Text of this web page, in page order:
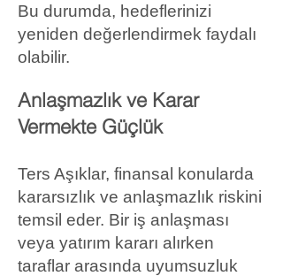
Bu durumda, hedeflerinizi
yeniden değerlendirmek faydalı
olabilir.
Anlaşmazlık ve Karar
Vermekte Güçlük
Ters Aşıklar, finansal konularda
kararsızlık ve anlaşmazlık riskini
temsil eder. Bir iş anlaşması
veya yatırım kararı alırken
taraflar arasında uyumsuzluk